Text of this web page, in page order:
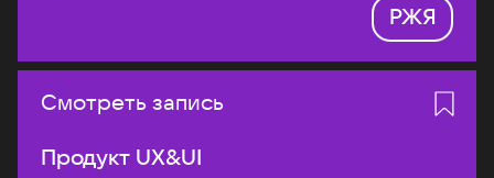
РЖЯ
Смотреть запись
Продукт UX&UI